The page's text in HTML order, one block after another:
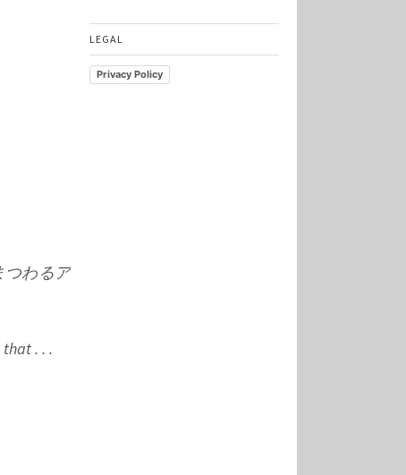
つわるア
. . .
LEGAL
Privacy Policy